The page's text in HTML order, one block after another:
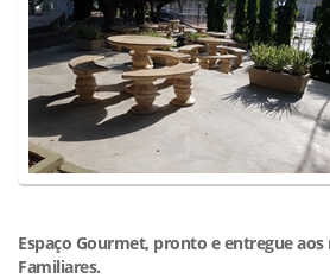
Espaço Gourmet, pronto e entregue aos
Familiares.